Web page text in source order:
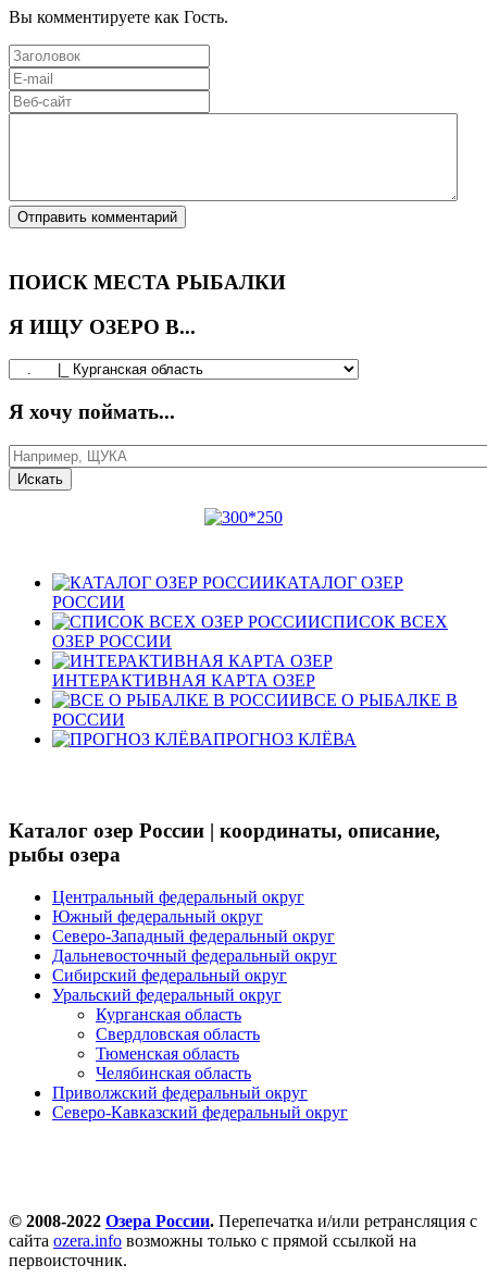
Вы комментируете как Гость.
ПОИСК МЕСТА РЫБАЛКИ
Я ИЩУ ОЗЕРО В...
Я хочу поймать...
КАТАЛОГ ОЗЕР
РОССИИ
СПИСОК ВСЕХ
ОЗЕР РОССИИ
ИНТЕРАКТИВНАЯ КАРТА ОЗЕР
ВСЕ О РЫБАЛКЕ В
РОССИИ
ПРОГНОЗ КЛЁВА
Каталог озер России | координаты, описание,
рыбы озера
Центральный федеральный округ
Южный федеральный округ
Северо-Западный федеральный округ
Дальневосточный федеральный округ
Сибирский федеральный округ
Уральский федеральный округ
Курганская область
Свердловская область
Тюменская область
Челябинская область
Приволжский федеральный округ
Северо-Кавказский федеральный округ
© 2008-2022 Озера России. Перепечатка и/или ретрансляция с
сайта ozera.info возможны только с прямой ссылкой на
первоисточник.